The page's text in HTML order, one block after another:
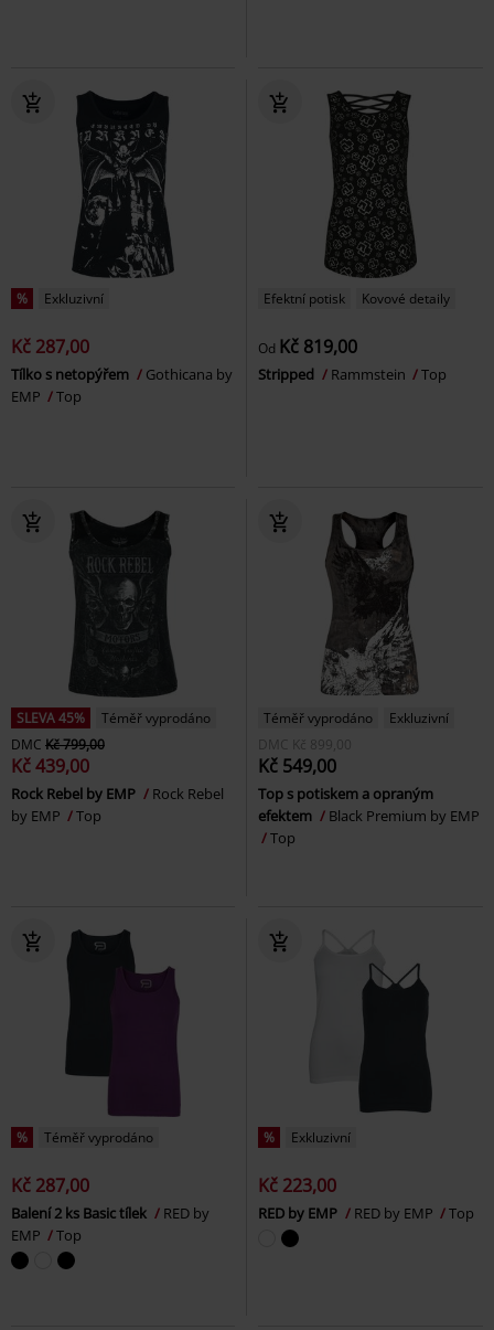
% Exkluzivní
Kč 287,00
Tílko s netopýřem
Gothicana by
EMP
Top
Efektní potisk Kovové detaily
Od Kč 819,00
Stripped Rammstein Top
SLEVA 45%
Téměř vyprodáno
DMC Kč 799,00
Kč 439,00
Rock Rebel by EMP
Rock Rebel
by EMP
Top
Téměř vyprodáno
Exkluzivní
DMC
Kč 899,00
Kč 549,00
Top s potiskem a opraným
efektem
Black Premium by EMP
Top
% Téměř vyprodáno
Kč 287,00
Balení 2 ks Basic tílek
RED by
EMP
Top
% Exkluzivní
Kč 223,00
RED by EMP RED by EMP Top